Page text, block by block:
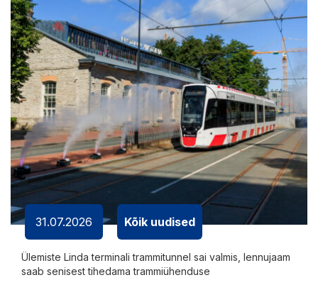
31.07.2026 Kõik uudised
Ülemiste Linda terminali trammitunnel sai valmis, lennujaam
saab senisest tihedama trammiühenduse